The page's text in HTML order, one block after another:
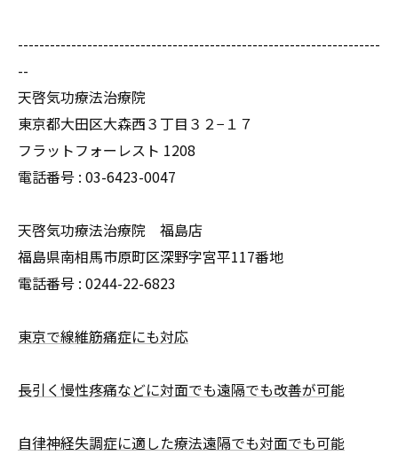
--------------------------------------------------------------------
--
天啓気功療法治療院
東京都大田区大森西３丁目３２−１７
フラットフォーレスト 1208
電話番号 : 03-6423-0047
天啓気功療法治療院 福島店
福島県南相馬市原町区深野字宮平117番地
電話番号 : 0244-22-6823
東京で線維筋痛症にも対応
長引く慢性疼痛などに対面でも遠隔でも改善が可能
自律神経失調症に適した療法遠隔でも対面でも可能